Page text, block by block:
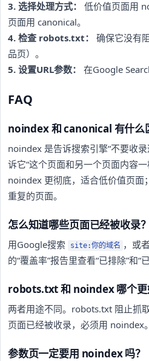
3. 选择处理方式：
低价值页面用
页面用 canonical。
4. 检查 robots.txt：
确保它没有
品页）。
5. 设置URL参数：
在Google
FAQ
noindex 和 canonical 有什么
noindex 是告诉搜索引擎“不要收
诉它“这个页面和另一个页面内容一
noindex 更彻底，适合低价值页面
重复的页面。
怎么知道哪些页面已经被收录？
用Google搜索 site:你的域名 ，或
的“覆盖率”报告里查看“已排除”和“
robots.txt 和 noindex 哪个更
两者用途不同。robots.txt 阻止抓
页面已经被收录，必须用 noindex。
参数页一定要用 noindex 吗？